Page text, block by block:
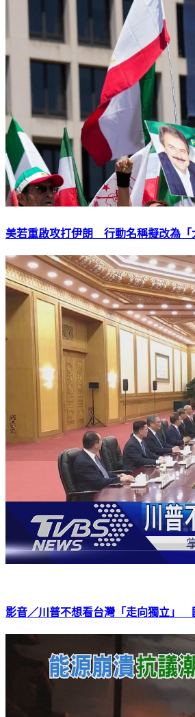
美若重啟攻打伊朗 行動名稱擬改為「
影音／川普不想看台灣「走向獨立」